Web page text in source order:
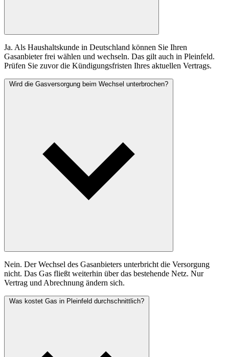
Ja. Als Haushaltskunde in Deutschland können Sie Ihren
Gasanbieter frei wählen und wechseln. Das gilt auch in Pleinfeld.
Prüfen Sie zuvor die Kündigungsfristen Ihres aktuellen Vertrags.
Wird die Gasversorgung beim Wechsel unterbrochen?
Nein. Der Wechsel des Gasanbieters unterbricht die Versorgung
nicht. Das Gas fließt weiterhin über das bestehende Netz. Nur
Vertrag und Abrechnung ändern sich.
Was kostet Gas in Pleinfeld durchschnittlich?